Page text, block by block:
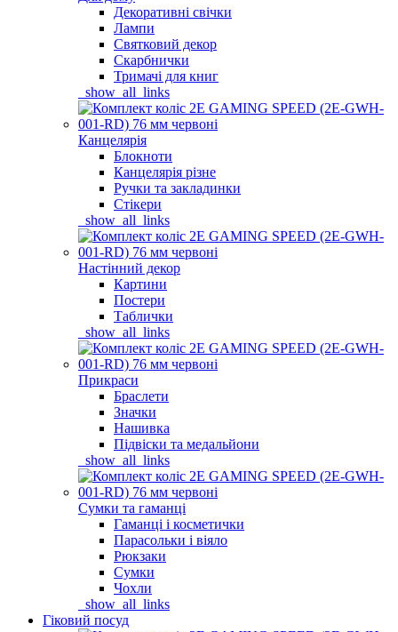
Декоративні свічки
Лампи
Святковий декор
Скарбнички
Тримачі для книг
_show_all_links
Канцелярія
Блокноти
Канцелярія різне
Ручки та закладинки
Стікери
_show_all_links
Настінний декор
Картини
Постери
Таблички
_show_all_links
Прикраси
Браслети
Значки
Нашивка
Підвіски та медальйони
_show_all_links
Сумки та гаманці
Гаманці і косметички
Парасольки і віяло
Рюкзаки
Сумки
Чохли
_show_all_links
Гіковий посуд